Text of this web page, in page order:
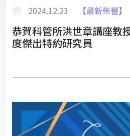
2024.12.23 【最新榮譽】
恭賀科管所洪世章講座教
度傑出特約研究員